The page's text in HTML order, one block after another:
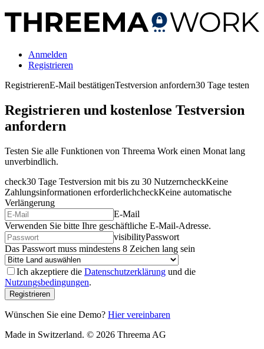
Anmelden
Registrieren
RegistrierenE-Mail bestätigenTestversion anfordern30 Tage testen
Registrieren und kostenlose Testversion
anfordern
Testen Sie alle Funktionen von Threema Work einen Monat lang
unverbindlich.
check30 Tage Testversion mit bis zu 30 NutzerncheckKeine
Zahlungsinformationen erforderlichcheckKeine automatische
Verlängerung
E-Mail
Verwenden Sie bitte Ihre geschäftliche E-Mail-Adresse.
visibilityPasswort
Das Passwort muss mindestens 8 Zeichen lang sein
Ich akzeptiere die Datenschutzerklärung und die
Nutzungsbedingungen.
Registrieren
Wünschen Sie eine Demo? Hier vereinbaren
Made in Switzerland. © 2026 Threema AG